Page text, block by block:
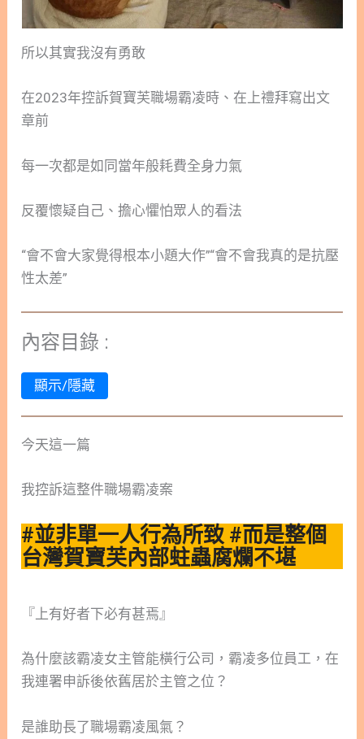
所以其實我沒有勇敢
在2023年控訴賀寶芙職場霸凌時、在上禮拜寫出文
章前
每一次都是如同當年般耗費全身力氣
反覆懷疑自己、擔心懼怕眾人的看法
“會不會大家覺得根本小題大作”“會不會我真的是抗壓
性太差”
內容目錄 :
顯示/隱藏
今天這一篇
我控訴這整件職場霸凌案
#並非單一人行為所致 #而是整個
台灣賀寶芙內部蛀蟲腐爛不堪
『上有好者下必有甚焉』
為什麼該霸凌女主管能橫行公司，霸凌多位員工，在
我連署申訴後依舊居於主管之位？
是誰助長了職場霸凌風氣？